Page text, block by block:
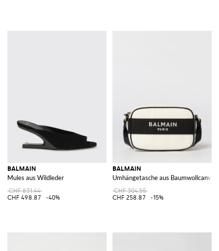
BALMAIN
Mules aus Wildleder
CHF 831.44
CHF 498.87
-40%
BALMAIN
Umhängetasche aus Baumwollcanvas
CHF 304.55
CHF 258.87
-15%